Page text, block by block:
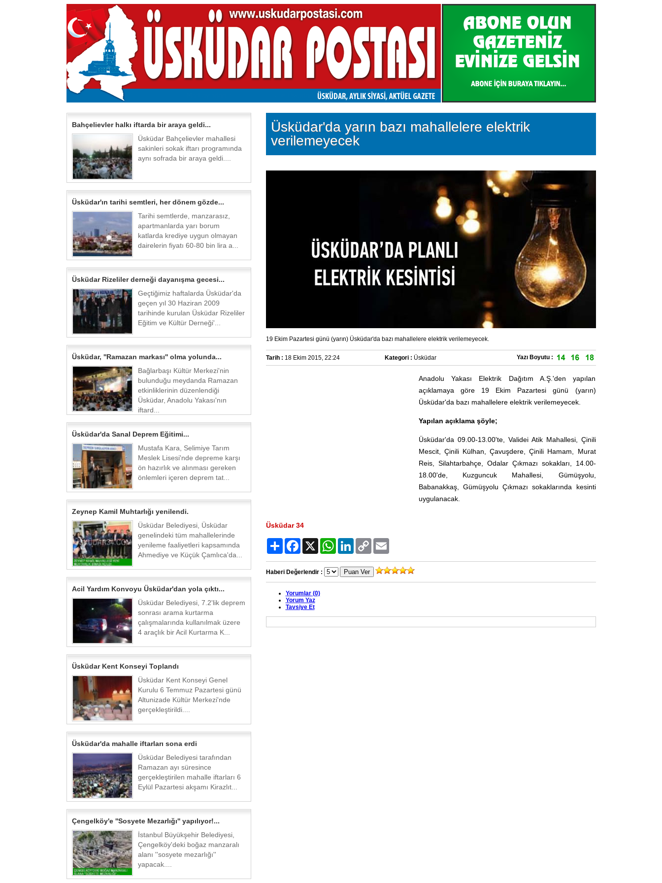
Bahçelievler halkı iftarda bir araya geldi...
Üsküdar Bahçelievler mahallesi
sakinleri sokak iftarı programında
aynı sofrada bir araya geldi....
Üsküdar'ın tarihi semtleri, her dönem gözde...
Tarihi semtlerde, manzarasız,
apartmanlarda yarı borum
katlarda krediye uygun olmayan
dairelerin fiyatı 60-80 bin lira a...
Üsküdar Rizeliler derneği dayanışma gecesi...
Geçtiğimiz haftalarda Üsküdar'da
geçen yıl 30 Haziran 2009
tarihinde kurulan Üsküdar Rizeliler
Eğitim ve Kültür Derneği'...
Üsküdar, ''Ramazan markası'' olma yolunda...
Bağlarbaşı Kültür Merkezi'nin
bulunduğu meydanda Ramazan
etkinliklerinin düzenlendiği
Üsküdar, Anadolu Yakası'nın
iftard...
Üsküdar'da Sanal Deprem Eğitimi...
Mustafa Kara, Selimiye Tarım
Meslek Lisesi'nde depreme karşı
ön hazırlık ve alınması gereken
önlemleri içeren deprem tat...
Zeynep Kamil Muhtarlığı yenilendi.
Üsküdar Belediyesi, Üsküdar
genelindeki tüm mahallelerinde
yenileme faaliyetleri kapsamında
Ahmediye ve Küçük Çamlıca'da...
Acil Yardım Konvoyu Üsküdar'dan yola çıktı...
Üsküdar Belediyesi, 7.2'lik deprem
sonrası arama kurtarma
çalışmalarında kullanılmak üzere
4 araçlık bir Acil Kurtarma K...
Üsküdar Kent Konseyi Toplandı
Üsküdar Kent Konseyi Genel
Kurulu 6 Temmuz Pazartesi günü
Altunizade Kültür Merkezi'nde
gerçekleştirildi....
Üsküdar'da mahalle iftarları sona erdi
Üsküdar Belediyesi tarafından
Ramazan ayı süresince
gerçekleştirilen mahalle iftarları 6
Eylül Pazartesi akşamı Kirazlıt...
Çengelköy'e ''Sosyete Mezarlığı'' yapılıyor!...
İstanbul Büyükşehir Belediyesi,
Çengelköy'deki boğaz manzaralı
alanı ''sosyete mezarlığı''
yapacak....
Üsküdar'da yarın bazı mahallelere elektrik
verilemeyecek
19 Ekim Pazartesi günü (yarın) Üsküdar'da bazı mahallelere elektrik verilemeyecek.
Tarih : 18 Ekim 2015, 22:24 Kategori : Üsküdar Yazı Boyutu :
Anadolu Yakası Elektrik Dağıtım A.Ş.'den yapılan
açıklamaya göre 19 Ekim Pazartesi günü (yarın)
Üsküdar'da bazı mahallelere elektrik verilemeyecek.
Yapılan açıklama şöyle;
Üsküdar'da 09.00-13.00'te, Validei Atik Mahallesi, Çinili
Mescit, Çinili Külhan, Çavuşdere, Çinili Hamam, Murat
Reis, Silahtarbahçe, Odalar Çıkmazı sokakları, 14.00-
18.00'de, Kuzguncuk Mahallesi, Gümüşyolu,
Babanakkaş, Gümüşyolu Çıkmazı sokaklarında kesinti
uygulanacak.
Üsküdar 34
Paylaş Facebook WhatsAppLinkedInCopy
Link
Haberi Değerlendir :
Yorumlar (0)
Yorum Yaz
Tavsiye Et